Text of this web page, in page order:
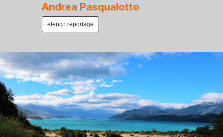
Andrea Pasqualotto